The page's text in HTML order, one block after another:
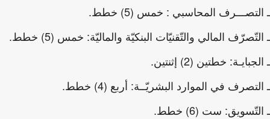
المحاسبي : خمس (5) خطط.
المالي والتّقنيّات البنكيّة والماليّة: خمس (5) خطط.
خطتين (2) إثنتين.
في الموارد البشريّــة: أربع (4) خطط.
ست (6) خطط.